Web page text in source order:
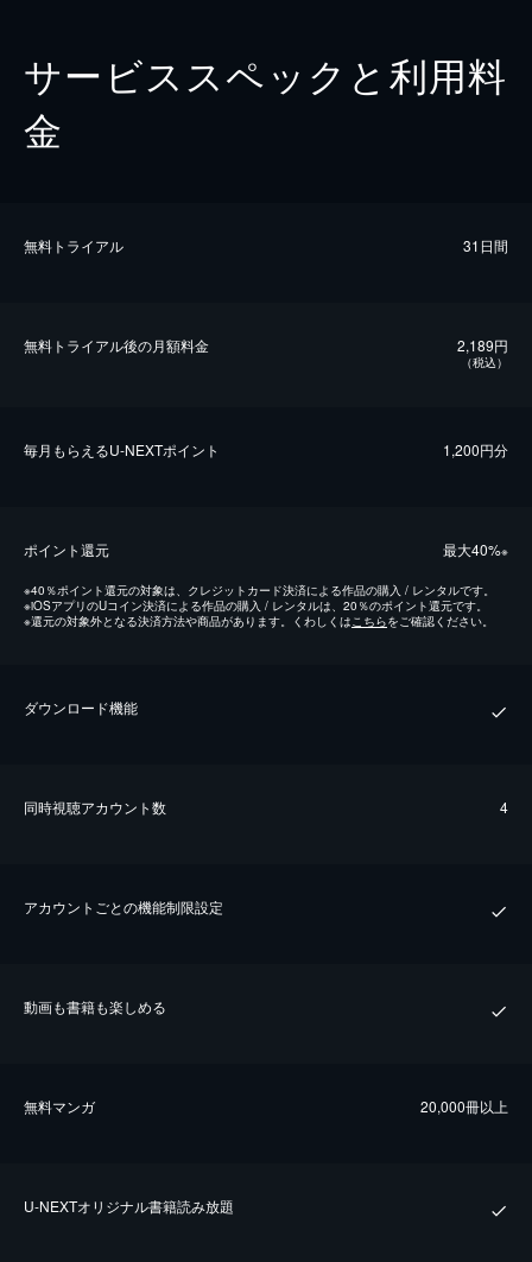
サービススペックと利用料
金
無料トライアル 31日間
無料トライアル後の⽉額料金 2,189円
（税込）
毎⽉もらえるU-NEXTポイント 1,200円分
ポイント還元 最⼤40%※
※40％ポイント還元の対象は、クレジットカード決済による作品の購入 / レンタルです。
※iOSアプリのUコイン決済による作品の購入 / レンタルは、20％のポイント還元です。
※還元の対象外となる決済方法や商品があります。くわしくは こちらをご確認ください。
ダウンロード機能
同時視聴アカウント数 4
アカウントごとの機能制限設定
動画も書籍も楽しめる
無料マンガ 20,000冊以上
U-NEXTオリジナル書籍読み放題